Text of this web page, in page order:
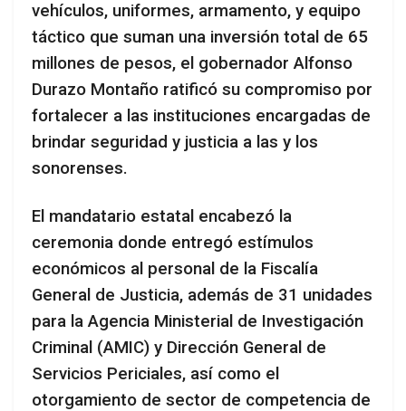
vehículos, uniformes, armamento, y equipo
táctico que suman una inversión total de 65
millones de pesos, el gobernador Alfonso
Durazo Montaño ratificó su compromiso por
fortalecer a las instituciones encargadas de
brindar seguridad y justicia a las y los
sonorenses.
El mandatario estatal encabezó la
ceremonia donde entregó estímulos
económicos al personal de la Fiscalía
General de Justicia, además de 31 unidades
para la Agencia Ministerial de Investigación
Criminal (AMIC) y Dirección General de
Servicios Periciales, así como el
otorgamiento de sector de competencia de